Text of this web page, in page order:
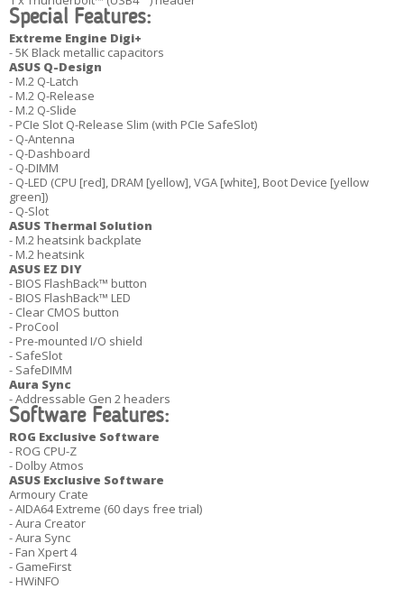
Special Features:
Extreme Engine Digi+
- 5K Black metallic capacitors
ASUS Q-Design
- M.2 Q-Latch
- M.2 Q-Release
- M.2 Q-Slide
- PCIe Slot Q-Release Slim (with PCIe SafeSlot)
- Q-Antenna
- Q-Dashboard
- Q-DIMM
- Q-LED (CPU [red], DRAM [yellow], VGA [white], Boot Device [yellow
green])
- Q-Slot
ASUS Thermal Solution
- M.2 heatsink backplate
- M.2 heatsink
ASUS EZ DIY
- BIOS FlashBack™ button
- BIOS FlashBack™ LED
- Clear CMOS button
- ProCool
- Pre-mounted I/O shield
- SafeSlot
- SafeDIMM
Aura Sync
- Addressable Gen 2 headers
Software Features:
ROG Exclusive Software
- ROG CPU-Z
- Dolby Atmos
ASUS Exclusive Software
Armoury Crate
- AIDA64 Extreme (60 days free trial)
- Aura Creator
- Aura Sync
- Fan Xpert 4
- GameFirst
- HWiNFO